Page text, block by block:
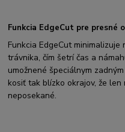
Funkcia EdgeCut pre presné
Funkcia EdgeCut
trávnika, čím šetrí čas a
umožnené špeciálnym
kosiť tak blízko okrajov, že len
neposekané.